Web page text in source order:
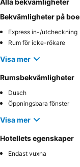
Alla bekvämligheter
Bekvämligheter på
Express in-/utcheckning
Rum för icke-rökare
Visa mer
Rumsbekvämligheter
Dusch
Öppningsbara fönster
Visa mer
Hotellets egenskaper
Endast vuxna